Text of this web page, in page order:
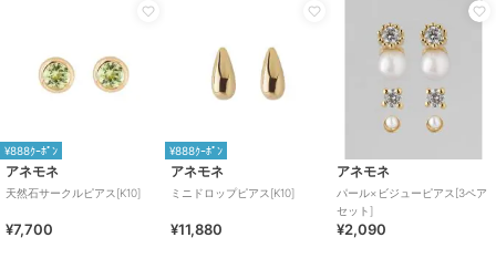
¥888ｸｰﾎﾟﾝ
アネモネ
天然石サークルピアス[K10]
¥7,700
¥888ｸｰﾎﾟﾝ
アネモネ
ミニドロップピアス[K10]
¥11,880
アネモネ
パール×ビジューピアス[3ペア
セット]
¥2,090